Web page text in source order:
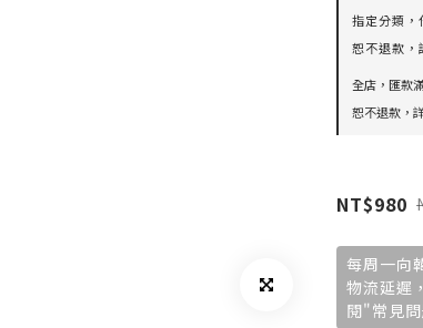
指定分類
恕不退款
全店，匯款
恕不退款，
NT$980
每周一向
物流延遲
閱"常見